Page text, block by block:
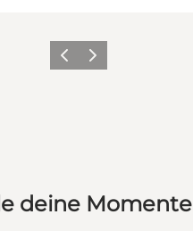
ZurückWeiter
deine Momente